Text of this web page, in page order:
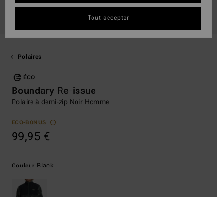
Polaires
ÉCO
Boundary Re-issue
Polaire à demi-zip Noir Homme
ECO-BONUS
99,95 €
Couleur Black
Tout accepter